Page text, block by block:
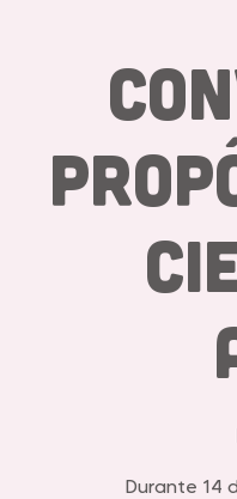
Durante 14